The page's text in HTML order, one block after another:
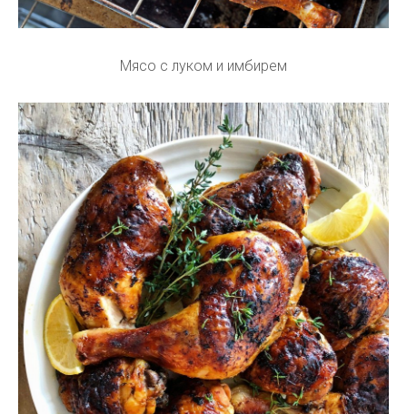
Мясо с луком и имбирем